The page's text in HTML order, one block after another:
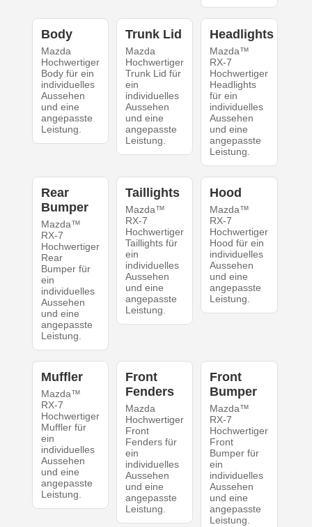
Body
Mazda
Hochwertiger
Body für ein
individuelles
Aussehen
und eine
angepasste
Leistung.
Trunk Lid
Mazda
Hochwertiger
Trunk Lid für
ein
individuelles
Aussehen
und eine
angepasste
Leistung.
Headlights
Mazda™
RX-7
Hochwertiger
Headlights
für ein
individuelles
Aussehen
und eine
angepasste
Leistung.
Rear
Bumper
Mazda™
RX-7
Hochwertiger
Rear
Bumper für
ein
individuelles
Aussehen
und eine
angepasste
Leistung.
Taillights
Mazda™
RX-7
Hochwertiger
Taillights für
ein
individuelles
Aussehen
und eine
angepasste
Leistung.
Hood
Mazda™
RX-7
Hochwertiger
Hood für ein
individuelles
Aussehen
und eine
angepasste
Leistung.
Muffler
Mazda™
RX-7
Hochwertiger
Muffler für
ein
individuelles
Aussehen
und eine
angepasste
Leistung.
Front
Fenders
Mazda
Hochwertiger
Front
Fenders für
ein
individuelles
Aussehen
und eine
angepasste
Leistung.
Front
Bumper
Mazda™
RX-7
Hochwertiger
Front
Bumper für
ein
individuelles
Aussehen
und eine
angepasste
Leistung.